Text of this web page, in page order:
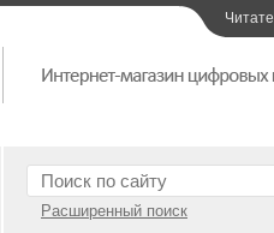
Расширенный поиск